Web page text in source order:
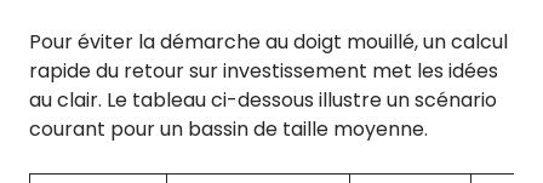
Pour éviter la démarche au doigt mouillé, un calcul
rapide du retour sur investissement met les idées
au clair. Le tableau ci-dessous illustre un scénario
courant pour un bassin de taille moyenne.